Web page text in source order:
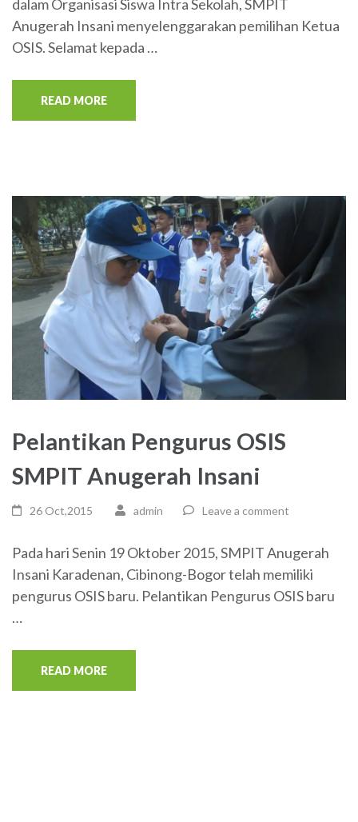
dalam Organisasi Siswa Intra Sekolah, SMPIT
Anugerah Insani menyelenggarakan pemilihan Ketua
OSIS. Selamat kepada …
READ MORE
Pelantikan Pengurus OSIS
SMPIT Anugerah Insani
26 Oct,2015 admin Leave a comment
Pada hari Senin 19 Oktober 2015, SMPIT Anugerah
Insani Karadenan, Cibinong-Bogor telah memiliki
pengurus OSIS baru. Pelantikan Pengurus OSIS baru
…
READ MORE